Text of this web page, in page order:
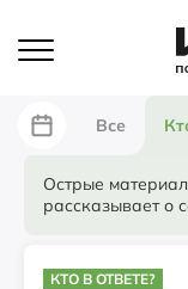
Все
Острые
рассказывает о
КТО В ОТВЕТЕ?